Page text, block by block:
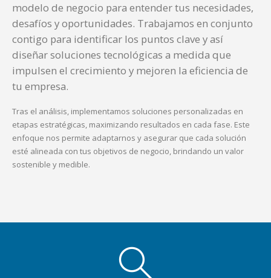
modelo de negocio para entender tus necesidades,
desafíos y oportunidades. Trabajamos en conjunto
contigo para identificar los puntos clave y así
diseñar soluciones tecnológicas a medida que
impulsen el crecimiento y mejoren la eficiencia de
tu empresa.
Tras el análisis, implementamos soluciones personalizadas en
etapas estratégicas, maximizando resultados en cada fase. Este
enfoque nos permite adaptarnos y asegurar que cada solución
esté alineada con tus objetivos de negocio, brindando un valor
sostenible y medible.